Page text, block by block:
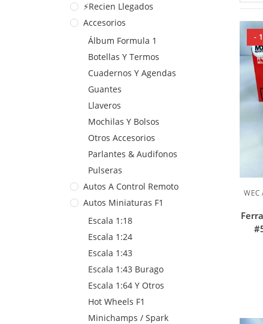
⚡Recien Llegados
Accesorios
Álbum Formula 1
Botellas Y Termos
Cuadernos Y Agendas
Guantes
Llaveros
Mochilas Y Bolsos
Otros Accesorios
Parlantes & Audifonos
Pulseras
Autos A Control Remoto
Autos Miniaturas F1
Escala 1:18
Escala 1:24
Escala 1:43
Escala 1:43 Burago
Escala 1:64 Y Otros
Hot Wheels F1
Minichamps / Spark
-